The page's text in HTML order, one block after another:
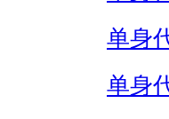
单身
单身